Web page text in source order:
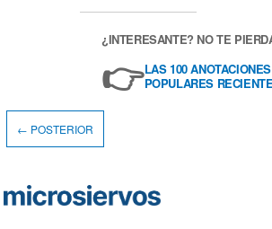
¿INTERESANTE? NO TE
👉LAS 100
POPULARES
← POSTERIOR